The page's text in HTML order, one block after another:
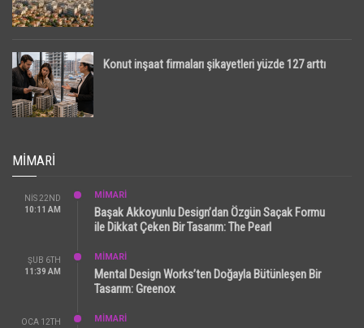
Konut inşaat firmaları şikayetleri yüzde 127 arttı
MIMARI
NIS 22ND
10:11 AM
MİMARİ
Başak Akkoyunlu Design’dan Özgün Saçak Formu
ile Dikkat Çeken Bir Tasarım: The Pearl
ŞUB 6TH
11:39 AM
MİMARİ
Mental Design Works’ten Doğayla Bütünleşen Bir
Tasarım: Greenox
OCA 12TH
MİMARİ